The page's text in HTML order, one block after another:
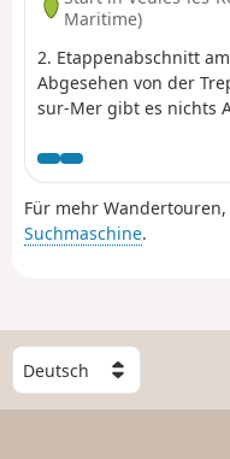
Maritime)
2. Etappenabschnitt
Abgesehen von der
sur-Mer gibt es nichts
Für mehr
Suchmaschine.
W
ä
h